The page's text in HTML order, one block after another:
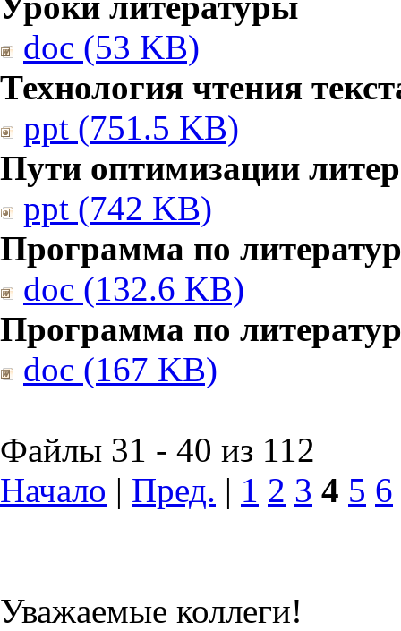
doc (53 KB)
Технология чтения
ppt (751.5 KB)
Пути оптимизации
ppt (742 KB)
Программа по
doc (132.6 KB)
Программа по
doc (167 KB)
Файлы 31 - 40 из 112
Начало | Пред. | 1 2 3 4 5 6
Уважаемые коллеги!